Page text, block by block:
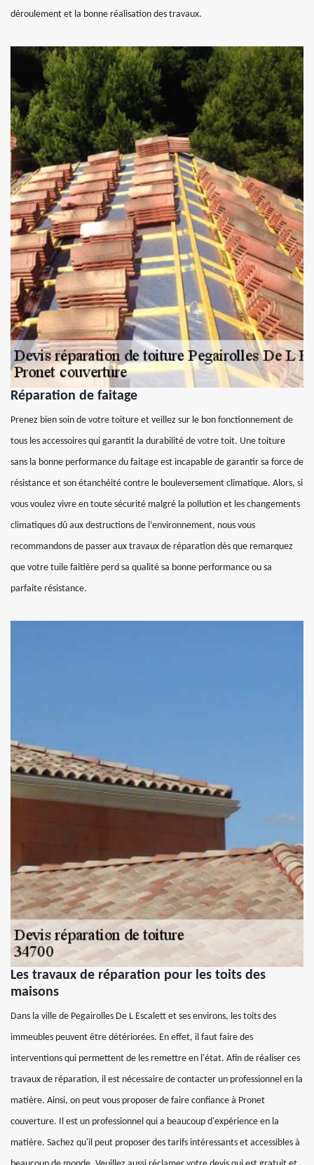
déroulement et la bonne réalisation des travaux.
Réparation de faitage
Prenez bien soin de votre toiture et veillez sur le bon fonctionnement de
tous les accessoires qui garantit la durabilité de votre toit. Une toiture
sans la bonne performance du faitage est incapable de garantir sa force de
résistance et son étanchéité contre le bouleversement climatique. Alors, si
vous voulez vivre en toute sécurité malgré la pollution et les changements
climatiques dû aux destructions de l’environnement, nous vous
recommandons de passer aux travaux de réparation dès que remarquez
que votre tuile faitière perd sa qualité sa bonne performance ou sa
parfaite résistance.
Les travaux de réparation pour les toits des
maisons
Dans la ville de Pegairolles De L Escalett et ses environs, les toits des
immeubles peuvent être détériorées. En effet, il faut faire des
interventions qui permettent de les remettre en l'état. Afin de réaliser ces
travaux de réparation, il est nécessaire de contacter un professionnel en la
matière. Ainsi, on peut vous proposer de faire confiance à Pronet
couverture. Il est un professionnel qui a beaucoup d'expérience en la
matière. Sachez qu'il peut proposer des tarifs intéressants et accessibles à